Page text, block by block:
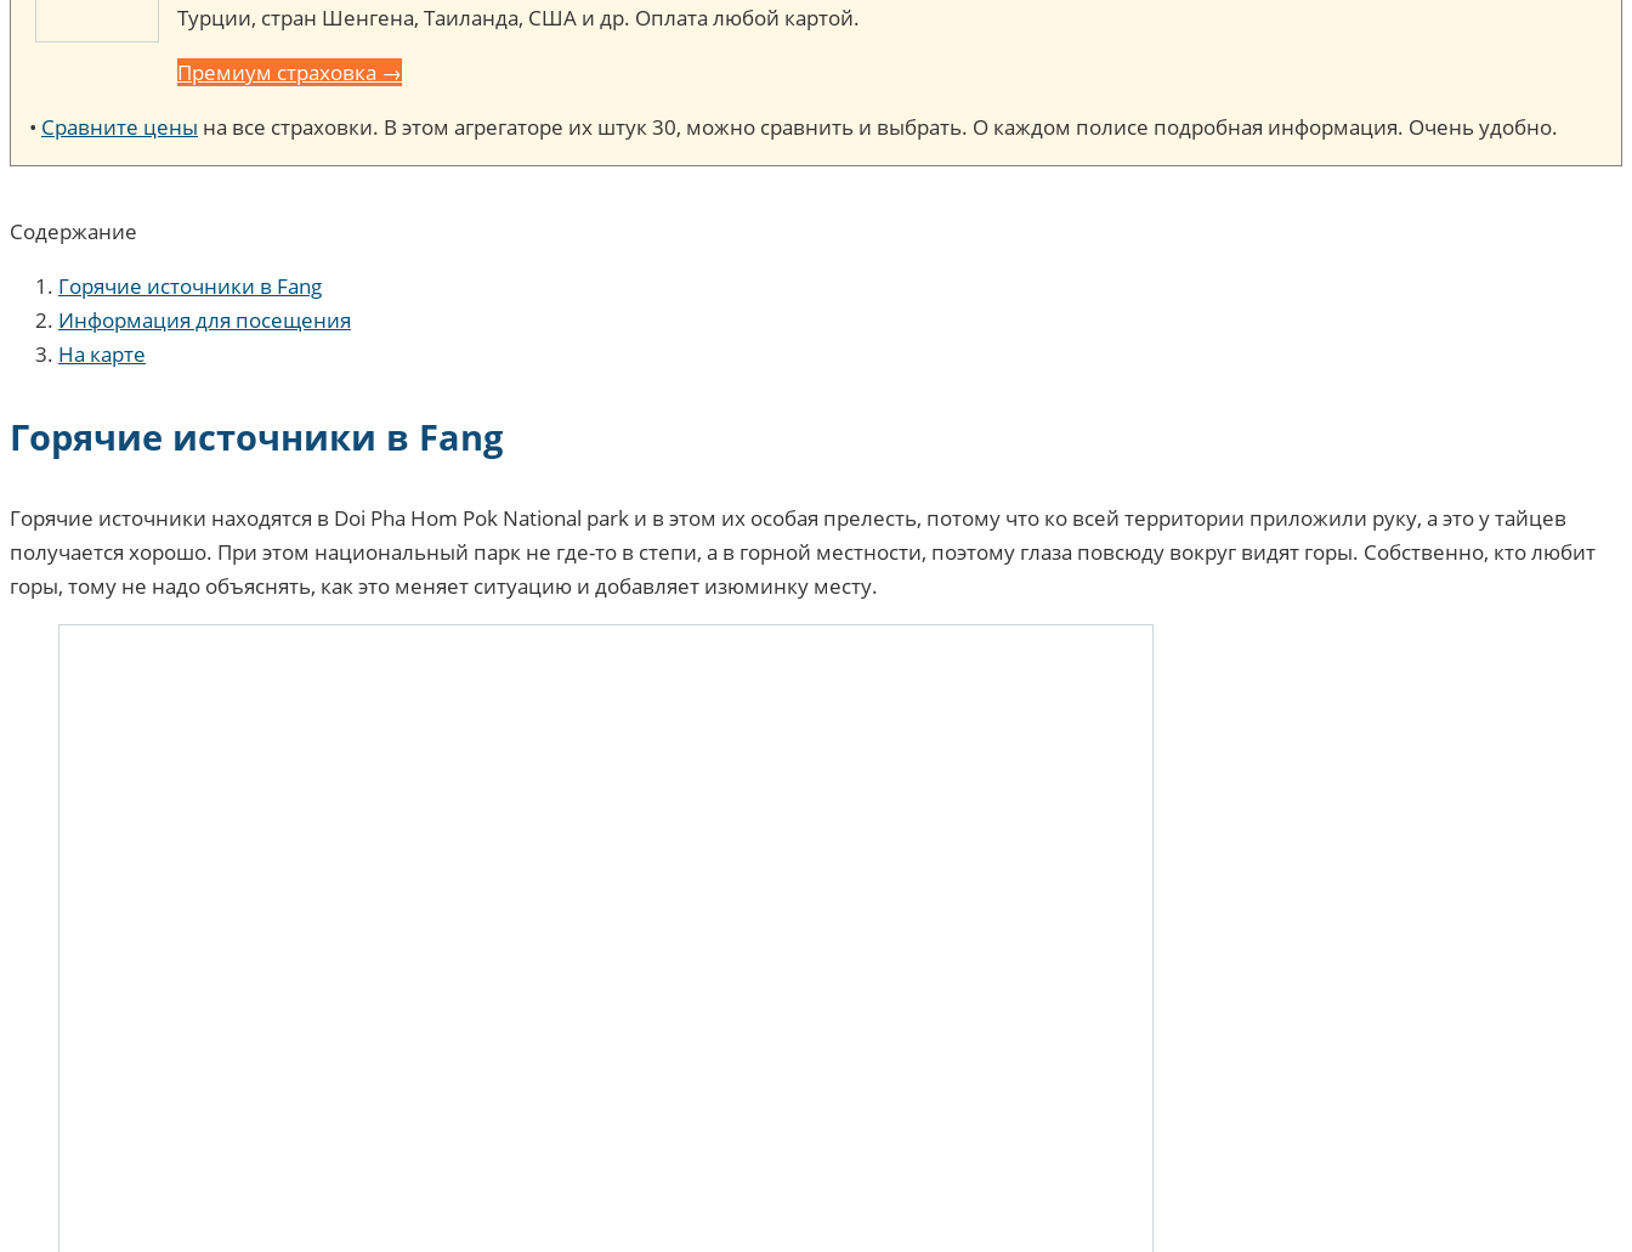
Турции, стран Шенгена, Таиланда, США и др. Оплата любой картой.
Премиум страховка →
• Сравните цены на все страховки. В этом агрегаторе их штук 30, можно сравнить и выбрать. О каждом полисе подробная информация. Очень удобно.
Содержание
Горячие источники в Fang
Информация для посещения
На карте
Горячие источники в Fang
Горячие источники находятся в Doi Pha Hom Pok National park и в этом их особая прелесть, потому что ко всей территории приложили руку, а это у тайцев
получается хорошо. При этом национальный парк не где-то в степи, а в горной местности, поэтому глаза повсюду вокруг видят горы. Собственно, кто любит
горы, тому не надо объяснять, как это меняет ситуацию и добавляет изюминку месту.